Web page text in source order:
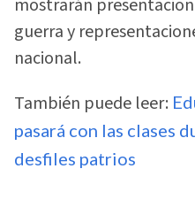
mostrarán
guerra y
nacional.
También puede leer:
pasará con las clases
desfiles patrios